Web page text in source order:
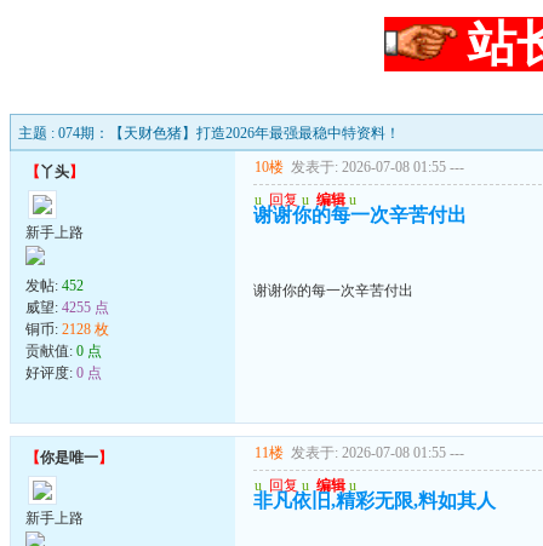
站
主题 : 074期：【天财色猪】打造2026年最强最稳中特资料！
【丫头】
新手上路
发帖: 452
威望: 4255 点
铜币: 2128 枚
贡献值: 0 点
好评度: 0 点
10楼 发表于: 2026-07-08 01:55 ---
u 回复 u 编辑 u
谢谢你的每一次辛苦付出
谢谢你的每一次辛苦付出
【你是唯一】
新手上路
11楼 发表于: 2026-07-08 01:55 ---
u 回复 u 编辑 u
非凡依旧,精彩无限,料如其人